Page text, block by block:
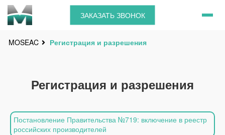
ЗАКАЗАТЬ ЗВОНОК
MOSEAC Регистрация и разрешения
Регистрация и разрешения
Постановление Правительства №719: включение в реестр
российских производителей